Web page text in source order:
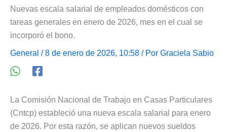
Nuevas escala salarial de empleados domésticos con
tareas generales en enero de 2026, mes en el cual se
incorporó el bono.
General / 8 de enero de 2026, 10:58 / Por Graciela Sabio
La Comisión Nacional de Trabajo en Casas Particulares
(Cntcp) estableció una nueva escala salarial para enero
de 2026. Por esta razón, se aplican nuevos sueldos